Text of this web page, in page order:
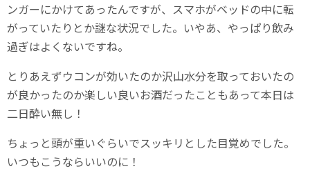
ンガーにかけてあったんですが、スマホがベッドの中に転
がっていたりとか謎な状況でした。いやあ、やっぱり飲み
過ぎはよくないですね。
とりあえずウコンが効いたのか沢山水分を取っておいたの
が良かったのか楽しい良いお酒だったこともあって本日は
二日酔い無し！
ちょっと頭が重いぐらいでスッキリとした目覚めでした。
いつもこうならいいのに！